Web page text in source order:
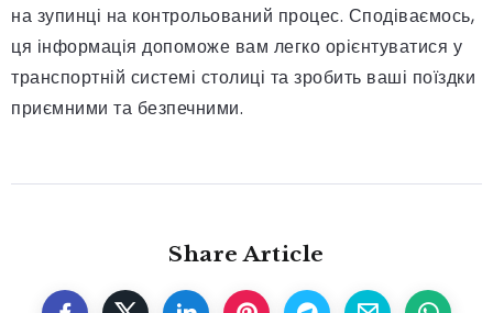
на зупинці на контрольований процес. Сподіваємось,
ця інформація допоможе вам легко орієнтуватися у
транспортній системі столиці та зробить ваші поїздки
приємними та безпечними.
Share Article